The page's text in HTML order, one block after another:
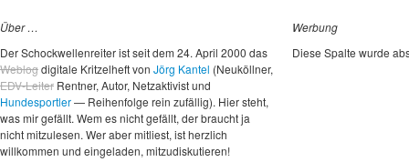
Über …
Der Schockwellenreiter ist seit dem 24. April 2000 das
Weblogdigitale Kritzelheft von Jörg Kantel (Neuköllner,
EDV-Leiter Rentner, Autor, Netzaktivist und
Hundesportler— Reihenfolge rein zufällig). Hier steht,
was mir gefällt. Wem es nicht gefällt, der braucht ja
nicht mitzulesen. Wer aber mitliest, ist herzlich
willkommen und eingeladen, mitzudiskutieren!
Werbung
Diese Spalte wurde